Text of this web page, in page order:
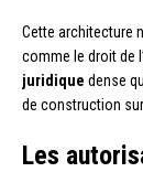
Cette architecture
comme le droit de
juridique dense
de construction
Les